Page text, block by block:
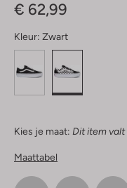
€ 62,99
Kleur: Zwart
Kies je maat: Dit item
Maattabel